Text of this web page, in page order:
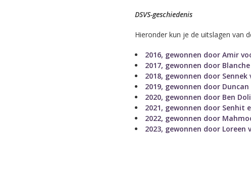
DSVS-geschiedenis
Hieronder kun je de uitslagen van
2016, gewonnen door Amir
2017, gewonnen door
2018, gewonnen door Sennek
2019, gewonnen door
2020, gewonnen door Ben
2021, gewonnen door Senhit
2022, gewonnen door
2023, gewonnen door Loreen